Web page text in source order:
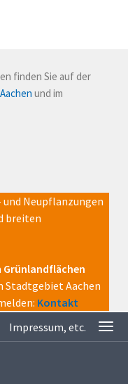
finden Sie auf der
und im
und Neupflanzungen
breiten
Grünlandflächen
Stadtgebiet Aachen
Kontakt